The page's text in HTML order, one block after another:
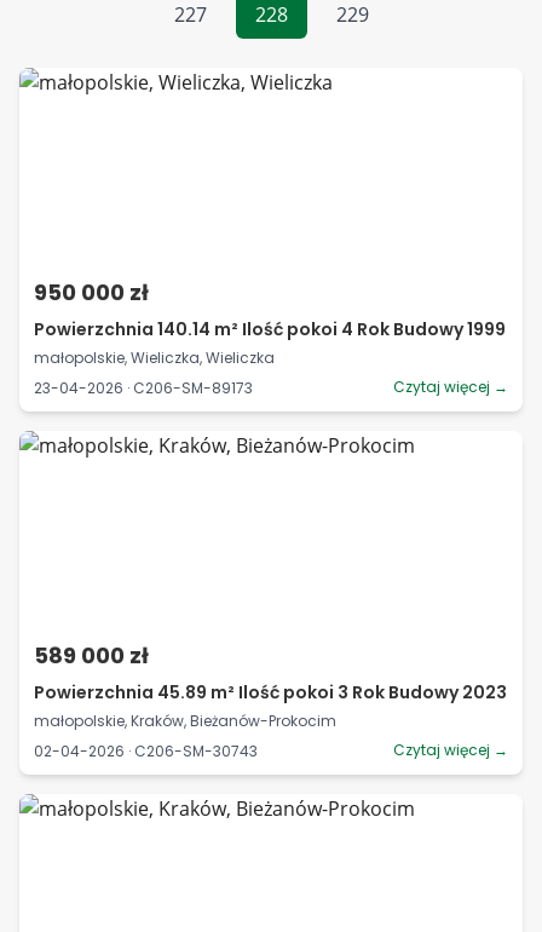
227
228 229
950 000 zł
Powierzchnia 140.14 m² Ilość pokoi 4 Rok Budowy 1999
małopolskie, Wieliczka, Wieliczka
23-04-2026 · C206-SM-89173
Czytaj więcej →
589 000 zł
Powierzchnia 45.89 m² Ilość pokoi 3 Rok Budowy 2023
małopolskie, Kraków, Bieżanów-Prokocim
02-04-2026 · C206-SM-30743
Czytaj więcej →